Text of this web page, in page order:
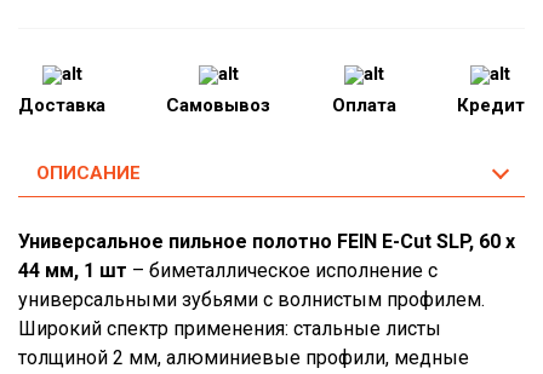
Доставка Самовывоз Оплата Кредит
ОПИСАНИЕ
Универсальное пильное полотно FEIN E-Cut SLP, 60 x
44 мм, 1 шт – биметаллическое исполнение с
универсальными зубьями с волнистым профилем.
Широкий спектр применения: стальные листы
толщиной 2 мм, алюминиевые профили, медные